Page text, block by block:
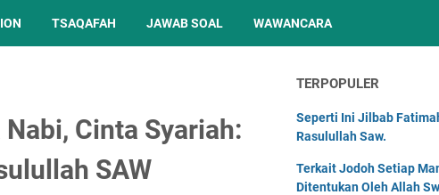
TSAQAFAH JAWAB SOAL WAWANCARA
Cinta Syariah:
SAW
TERPOPULER
Seperti Ini Jilbab
Rasulullah Saw.
Terkait Jodoh Setiap
Ditentukan Oleh Allah